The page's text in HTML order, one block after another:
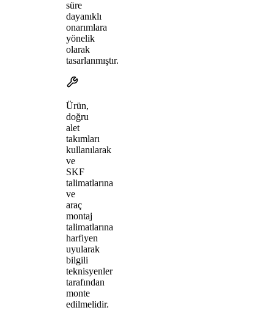
süre
dayanıklı
onarımlara
yönelik
olarak
tasarlanmıştır.
Ürün,
doğru
alet
takımları
kullanılarak
ve
SKF
talimatlarına
ve
araç
montaj
talimatlarına
harfiyen
uyularak
bilgili
teknisyenler
tarafından
monte
edilmelidir.